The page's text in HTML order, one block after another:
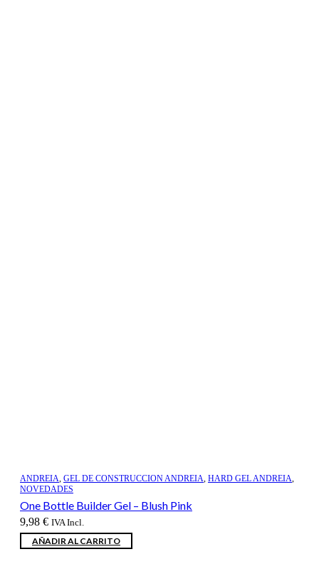
ANDREIA, GEL DE CONSTRUCCION ANDREIA, HARD GEL ANDREIA,
NOVEDADES
One Bottle Builder Gel – Blush Pink
9,98 € IVA Incl.
AÑADIR AL CARRITO